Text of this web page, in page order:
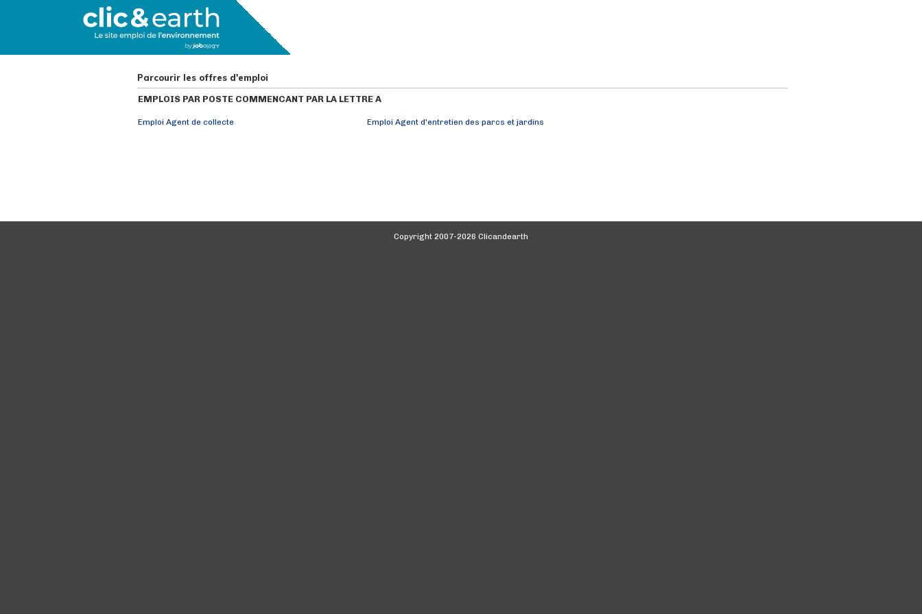
Parcourir les offres d'emploi
EMPLOIS PAR POSTE COMMENCANT PAR LA LETTRE A
Emploi Agent de collecte Emploi Agent d'entretien des parcs et jardins
Copyright 2007-2026 Clicandearth